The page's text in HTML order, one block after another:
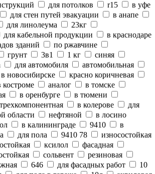
для потолков r15
в уфе
для стен путей эвакуации
в анапе
для линолеума
23кг
для кабельной продукции
в краснодаре
зданий
по ржавчине
грунт 3в1 1 кг
синяя
для автомобиля
автомобильная
в новосибирске
красно коричневая
костроме аналог
в томске
в оренбурге
в тюмени
трехкомпонентная в колерове
для
области нефтяной
в лосино
в калининграде 9410
в
для пола 9410 78
износостойкая
ксилол
фасадная
сольвент
резиновая
646 для фасадных работ
10